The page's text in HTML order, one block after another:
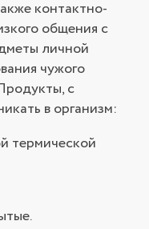
контактно-
общения с
личной
чужого
с
в организм:
термической